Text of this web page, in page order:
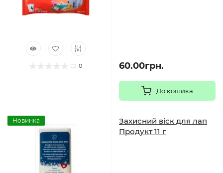
0 60.00грн.
До кошика
Новинка
Захисний віск для лап
Продукт 11 г